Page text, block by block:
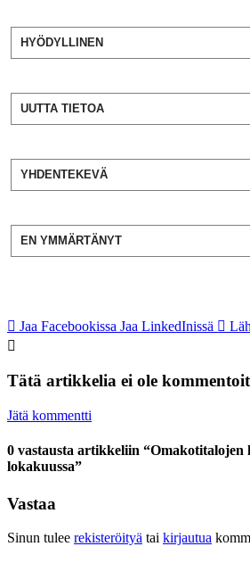
HYÖDYLLINEN
UUTTA TIETOA
YHDENTEKEVÄ
EN YMMÄRTÄNYT
Jaa Facebookissa Jaa LinkedInissä
Tätä artikkelia ei ole
Jätä kommentti
0 vastausta artikkeliin “Omakotitalojen
lokakuussa”
Vastaa
Sinun tulee rekisteröityä tai kirjautua